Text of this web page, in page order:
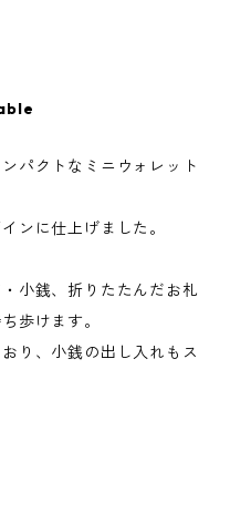
パクトなミニウォレット
ンに仕上げました。
小銭、折りたたんだお札
歩けます。
り、小銭の出し入れもス